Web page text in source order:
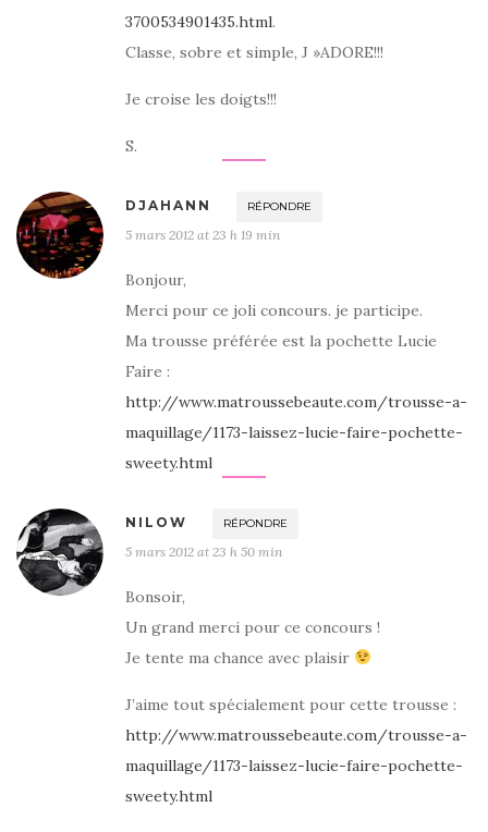
3700534901435.html.
Classe, sobre et simple, J »ADORE!!!
Je croise les doigts!!!
S.
DJAHANN RÉPONDRE
5 mars 2012 at 23 h 19 min
Bonjour,
Merci pour ce joli concours. je participe.
Ma trousse préférée est la pochette Lucie
Faire :
http://www.matroussebeaute.com/trousse-a-
maquillage/1173-laissez-lucie-faire-pochette-
sweety.html
NILOW RÉPONDRE
5 mars 2012 at 23 h 50 min
Bonsoir,
Un grand merci pour ce concours !
Je tente ma chance avec plaisir
J’aime tout spécialement pour cette trousse :
http://www.matroussebeaute.com/trousse-a-
maquillage/1173-laissez-lucie-faire-pochette-
sweety.html